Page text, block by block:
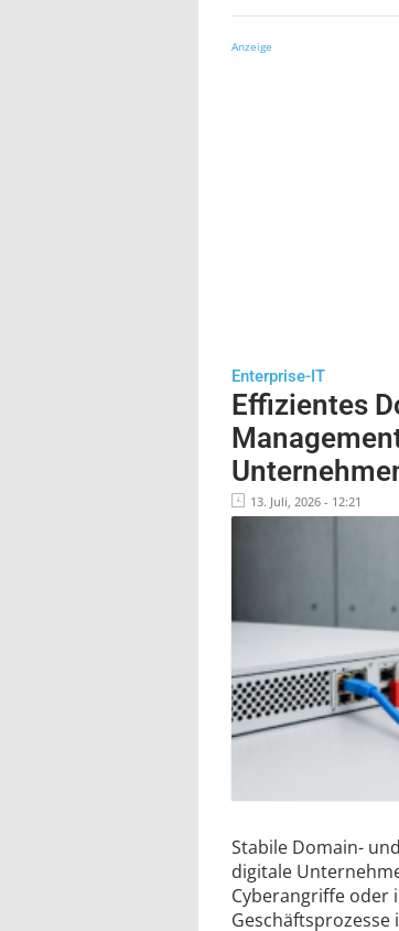
Anzeige
Enterprise-IT
Effizientes
13. Juli, 2026 - 12:21
Stabile Domain-
digitale
Cyberangriffe oder